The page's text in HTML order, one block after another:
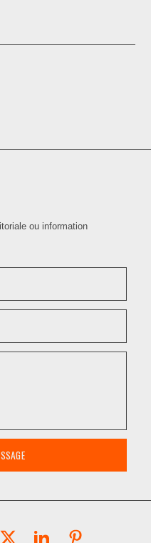
ou information